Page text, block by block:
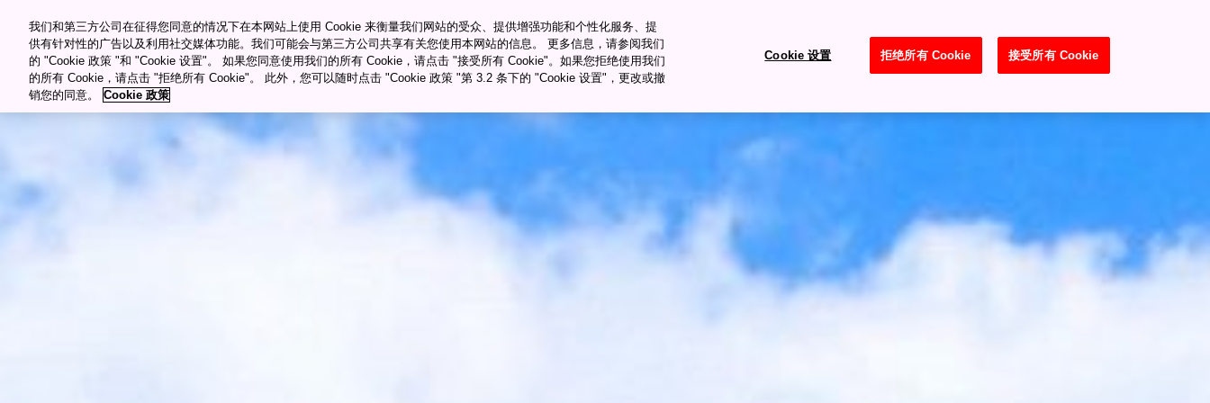
Meetings & Events
目的�?/span> 旅行�ȝ�� 旅行计划
"="">
我们和第三方公司在征得您同意的情况下在本网站上使用 Cookie 来衡量我们网站的受众、提供增强功能和个性化服务、提
供有针对性的广告以及利用社交媒体功能。我们可能会与第三方公司共享有关您使用本网站的信息。 更多信息，请参阅我们
的 "Cookie 政策 "和 "Cookie 设置"。 如果您同意使用我们的所有 Cookie，请点击 "接受所有 Cookie"。如果您拒绝使用我们
的所有 Cookie，请点击 "拒绝所有 Cookie"。 此外，您可以随时点击 "Cookie 政策 "第 3.2 条下的 "Cookie 设置"，更改或撤
销您的同意。
Cookie 政策
Cookie 设置 拒绝所有 Cookie 接受所有 Cookie